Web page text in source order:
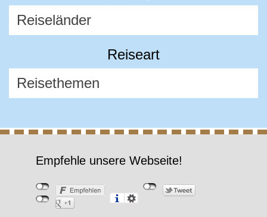
Reiseart
Empfehle unsere Webseite!